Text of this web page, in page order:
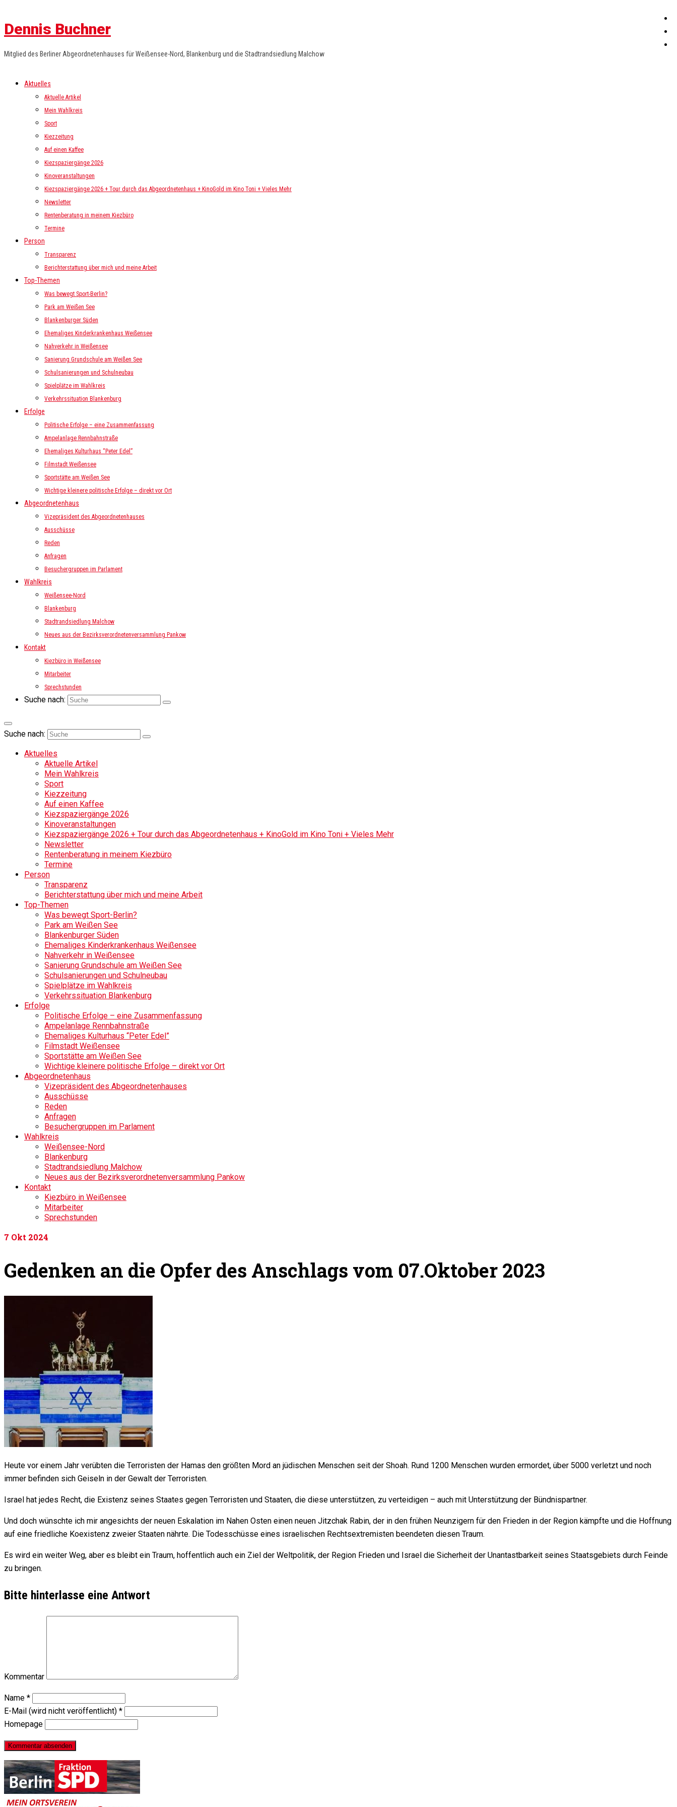
Dennis Buchner
Mitglied des Berliner Abgeordnetenhauses für Weißensee-Nord, Blankenburg und die Stadtrandsiedlung Malchow
Aktuelles
Aktuelle Artikel
Mein Wahlkreis
Sport
Kiezzeitung
Auf einen Kaffee
Kiezspaziergänge 2026
Kinoveranstaltungen
Kiezspaziergänge 2026 + Tour durch das Abgeordnetenhaus + KinoGold im Kino Toni + Vieles Mehr
Newsletter
Rentenberatung in meinem Kiezbüro
Termine
Person
Transparenz
Berichterstattung über mich und meine Arbeit
Top-Themen
Was bewegt Sport-Berlin?
Park am Weißen See
Blankenburger Süden
Ehemaliges Kinderkrankenhaus Weißensee
Nahverkehr in Weißensee
Sanierung Grundschule am Weißen See
Schulsanierungen und Schulneubau
Spielplätze im Wahlkreis
Verkehrssituation Blankenburg
Erfolge
Politische Erfolge – eine Zusammenfassung
Ampelanlage Rennbahnstraße
Ehemaliges Kulturhaus “Peter Edel”
Filmstadt Weißensee
Sportstätte am Weißen See
Wichtige kleinere politische Erfolge – direkt vor Ort
Abgeordnetenhaus
Vizepräsident des Abgeordnetenhauses
Ausschüsse
Reden
Anfragen
Besuchergruppen im Parlament
Wahlkreis
Weißensee-Nord
Blankenburg
Stadtrandsiedlung Malchow
Neues aus der Bezirksverordnetenversammlung Pankow
Kontakt
Kiezbüro in Weißensee
Mitarbeiter
Sprechstunden
Suche nach:
Suche nach:
Aktuelles
Aktuelle Artikel
Mein Wahlkreis
Sport
Kiezzeitung
Auf einen Kaffee
Kiezspaziergänge 2026
Kinoveranstaltungen
Kiezspaziergänge 2026 + Tour durch das Abgeordnetenhaus + KinoGold im Kino Toni + Vieles Mehr
Newsletter
Rentenberatung in meinem Kiezbüro
Termine
Person
Transparenz
Berichterstattung über mich und meine Arbeit
Top-Themen
Was bewegt Sport-Berlin?
Park am Weißen See
Blankenburger Süden
Ehemaliges Kinderkrankenhaus Weißensee
Nahverkehr in Weißensee
Sanierung Grundschule am Weißen See
Schulsanierungen und Schulneubau
Spielplätze im Wahlkreis
Verkehrssituation Blankenburg
Erfolge
Politische Erfolge – eine Zusammenfassung
Ampelanlage Rennbahnstraße
Ehemaliges Kulturhaus “Peter Edel”
Filmstadt Weißensee
Sportstätte am Weißen See
Wichtige kleinere politische Erfolge – direkt vor Ort
Abgeordnetenhaus
Vizepräsident des Abgeordnetenhauses
Ausschüsse
Reden
Anfragen
Besuchergruppen im Parlament
Wahlkreis
Weißensee-Nord
Blankenburg
Stadtrandsiedlung Malchow
Neues aus der Bezirksverordnetenversammlung Pankow
Kontakt
Kiezbüro in Weißensee
Mitarbeiter
Sprechstunden
7 Okt 2024
Gedenken an die Opfer des Anschlags vom 07.Oktober 2023
Heute vor einem Jahr verübten die Terroristen der Hamas den größten Mord an jüdischen Menschen seit der Shoah. Rund 1200 Menschen wurden ermordet, über 5000 verletzt und noch
immer befinden sich Geiseln in der Gewalt der Terroristen.
Israel hat jedes Recht, die Existenz seines Staates gegen Terroristen und Staaten, die diese unterstützen, zu verteidigen – auch mit Unterstützung der Bündnispartner.
Und doch wünschte ich mir angesichts der neuen Eskalation im Nahen Osten einen neuen Jitzchak Rabin, der in den frühen Neunzigern für den Frieden in der Region kämpfte und die Hoffnung
auf eine friedliche Koexistenz zweier Staaten nährte. Die Todesschüsse eines israelischen Rechtsextremisten beendeten diesen Traum.
Es wird ein weiter Weg, aber es bleibt ein Traum, hoffentlich auch ein Ziel der Weltpolitik, der Region Frieden und Israel die Sicherheit der Unantastbarkeit seines Staatsgebiets durch Feinde
zu bringen.
Bitte hinterlasse eine Antwort
Kommentar
Name *
E-Mail (wird nicht veröffentlicht) *
Homepage